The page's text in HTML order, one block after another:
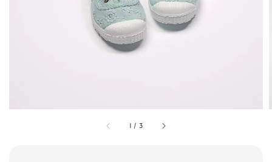
1 / 3